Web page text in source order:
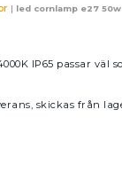
| led cornlamp e27
IP65 passar väl
skickas från